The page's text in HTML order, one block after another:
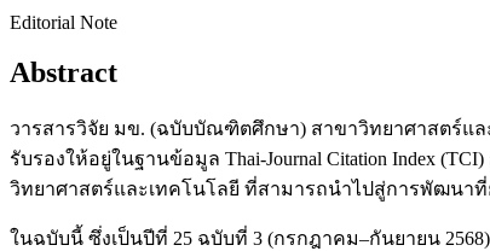
Editorial Note
Abstract
วารสารวิจัย มข. (ฉบับบัณฑิตศึกษา) สาขาวิทยาศาสตร์แ
รับรองให้อยู่ในฐานข้อมูล Thai-Journal Citation Index
วิทยาศาสตร์และเทคโนโลยี ที่สามารถนำไปสู่การพัฒนาที่
ในฉบับนี้ ซึ่งเป็นปีที่ 25 ฉบับที่ 3 (กรกฎาคม–กันยายน